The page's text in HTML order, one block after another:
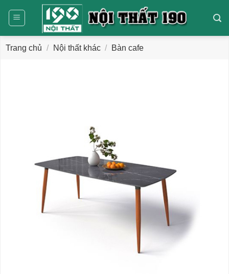
dung
Trang chủ / Nội thất khác / Bàn cafe